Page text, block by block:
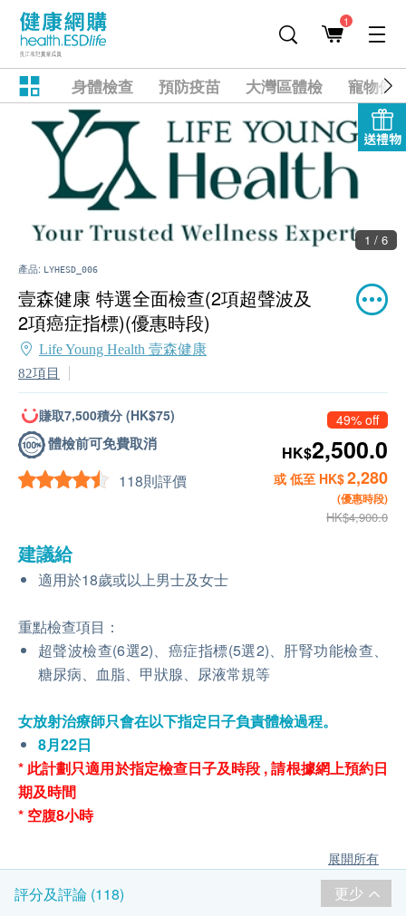
1
身體檢查 預防疫苗 大灣區體檢 寵物健
送禮物
1 / 6
產品: LYHESD_006
壹森健康 特選全面檢查(2項超聲波及
2項癌症指標)(優惠時段)
Life Young Health 壹森健康
82項目
賺取7,500積分 (HK$75)
體檢前可免費取消
118則評價
49% off
HK$2,500.0
或 低至 HK$2,280
(優惠時段)
HK$4,900.0
建議給
適用於18歲或以上男士及女士
重點檢查項目：
超聲波檢查(6選2)、癌症指標(5選2)、肝腎功能檢查、
糖尿病、血脂、甲狀腺、尿液常規等
女放射治療師只會在以下指定日子負責體檢過程。
8月22日
* 此計劃只適用於指定檢查日子及時段 , 請根據網上預約日
期及時間
* 空腹8小時
展開所有
評分及評論 (118) 更少